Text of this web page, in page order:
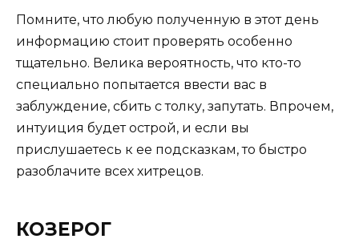
Помните, что любую полученную в этот день
информацию стоит проверять особенно
тщательно. Велика вероятность, что кто-то
специально попытается ввести вас в
заблуждение, сбить с толку, запутать. Впрочем,
интуиция будет острой, и если вы
прислушаетесь к ее подсказкам, то быстро
разоблачите всех хитрецов.
КОЗЕРОГ